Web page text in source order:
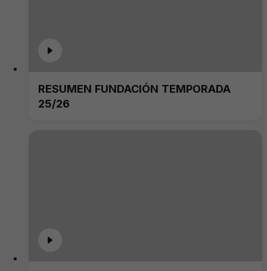
RESUMEN FUNDACIÓN TEMPORADA
25/26